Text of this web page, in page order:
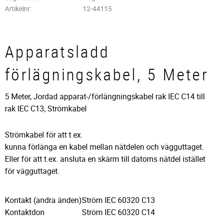
Artikelnr
12-44115
Apparatsladd
förlägningskabel, 5 Meter
5 Meter, Jordad apparat-/förlängningskabel rak IEC C14 till
rak IEC C13, Strömkabel
Strömkabel för att t.ex.
kunna förlänga en kabel mellan nätdelen och vägguttaget.
Eller för att t.ex. ansluta en skärm till datorns nätdel istället
för vägguttaget.
Kontakt (andra änden)Ström IEC 60320 C13
Kontaktdon
Ström IEC 60320 C14